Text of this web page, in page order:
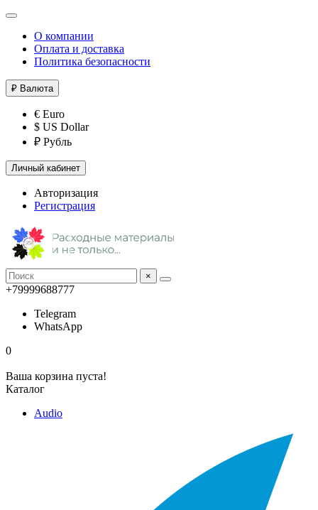
О компании
Оплата и доставка
Политика безопасности
₽ Валюта
€ Euro
$ US Dollar
₽ Рубль
Личный кабинет
Авторизация
Регистрация
×
+79999688777
Telegram
WhatsApp
0
Ваша корзина пуста!
Каталог
Audio